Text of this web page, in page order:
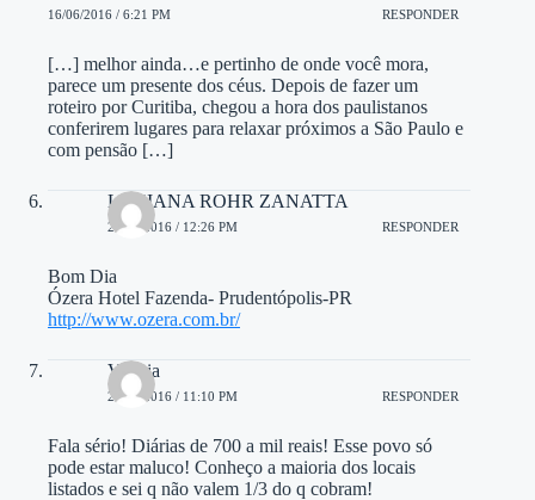
16/06/2016 / 6:21 PM RESPONDER
[…] melhor ainda…e pertinho de onde você mora,
parece um presente dos céus. Depois de fazer um
roteiro por Curitiba, chegou a hora dos paulistanos
conferirem lugares para relaxar próximos a São Paulo e
com pensão […]
LUCIANA ROHR ZANATTA
21/07/2016 / 12:26 PM RESPONDER
Bom Dia
Ózera Hotel Fazenda- Prudentópolis-PR
http://www.ozera.com.br/
Valéria
25/07/2016 / 11:10 PM RESPONDER
Fala sério! Diárias de 700 a mil reais! Esse povo só
pode estar maluco! Conheço a maioria dos locais
listados e sei q não valem 1/3 do q cobram!